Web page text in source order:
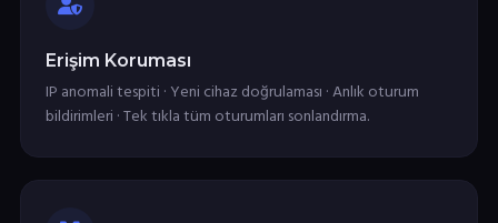
Erişim Koruması
IP anomali tespiti · Yeni cihaz doğrulaması · Anlık oturum
bildirimleri · Tek tıkla tüm oturumları sonlandırma.